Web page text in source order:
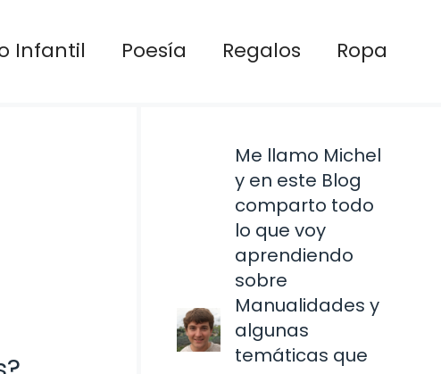
Infantil Poesía Regalos Ropa
Me llamo Michel
y en este Blog
comparto todo
lo que voy
aprendiendo
sobre
Manualidades y
algunas
temáticas que